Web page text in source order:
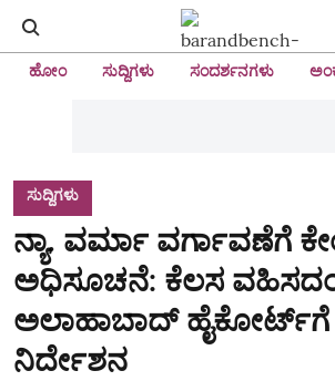
ಹೋಂ ಸುದ್ದಿಗಳು ಸಂದರ್ಶನಗಳು
ಸುದ್ದಿಗಳು
ನ್ಯಾ. ವರ್ಮಾ ವರ್ಗಾವಣೆಗೆ
ಅಧಿಸೂಚನೆ: ಕೆಲಸ
ಅಲಾಹಾಬಾದ್ ಹೈಕೋರ್ಟ್‌ಗೆ
ನಿರ್ದೇಶನ